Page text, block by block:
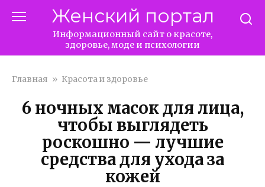
Женский портал
Информационный сайт о красоте,
здоровье, моде и психологии
Главная » Красота и здоровье
6 ночных масок для лица,
чтобы выглядеть
роскошно — лучшие
средства для ухода за
кожей